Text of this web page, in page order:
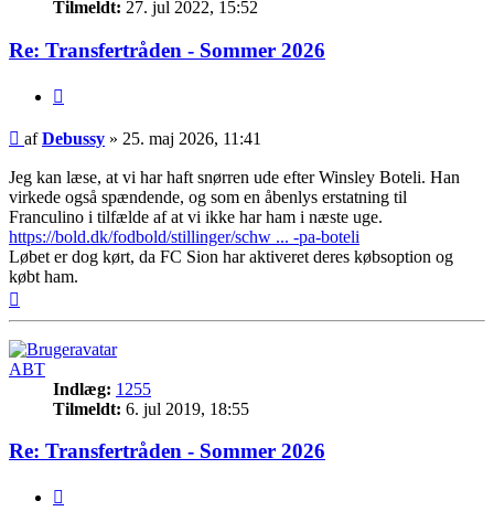
Tilmeldt: 27. jul 2022, 15:52
Re: Transfertråden - Sommer 2026
Indlæg
afDebussy » 25. maj 2026, 11:41
Jeg kan læse, at vi har haft snørren ude efter Winsley Boteli. Han
virkede også spændende, og som en åbenlys erstatning til
Franculino i tilfælde af at vi ikke har ham i næste uge.
https://bold.dk/fodbold/stillinger/schw ... -pa-boteli
Løbet er dog kørt, da FC Sion har aktiveret deres købsoption og
købt ham.
ABT
Indlæg: 1255
Tilmeldt: 6. jul 2019, 18:55
Re: Transfertråden - Sommer 2026